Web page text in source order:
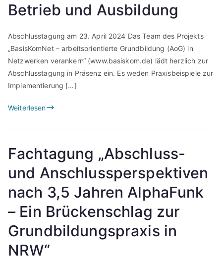
Betrieb und Ausbildung
Abschlusstagung am 23. April 2024 Das Team des Projekts
„BasisKomNet – arbeitsorientierte Grundbildung (AoG) in
Netzwerken verankern“ (www.basiskom.de) lädt herzlich zur
Abschlusstagung in Präsenz ein. Es weden Praxisbeispiele zur
Implementierung […]
Weiterlesen
Fachtagung „Abschluss-
und Anschlussperspektiven
nach 3,5 Jahren AlphaFunk
– Ein Brückenschlag zur
Grundbildungspraxis in
NRW“